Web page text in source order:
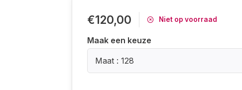
€120,00 Niet op voorraad
Maak een keuze
Maat : 128